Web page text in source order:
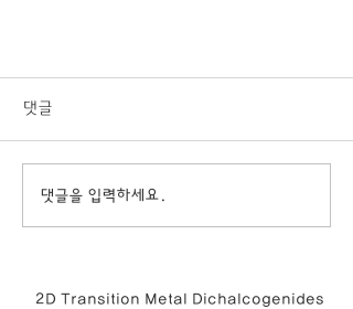
댓글
댓글을 입력하세요.
2D Transition Metal Dichalcogenides